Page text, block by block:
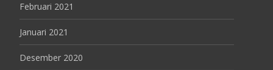
Februari 2021
Januari 2021
Desember 2020